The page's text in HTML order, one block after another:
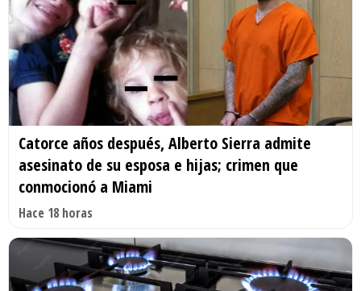
Catorce años después, Alberto Sierra admite
asesinato de su esposa e hijas; crimen que
conmocionó a Miami
Hace 18 horas